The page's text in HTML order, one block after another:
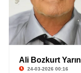
Ali Bozkurt
24-03-2026 00:16